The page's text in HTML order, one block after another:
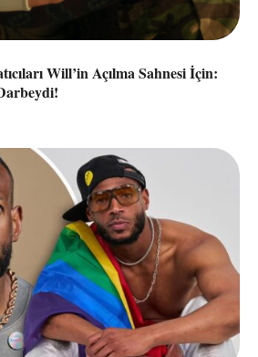
Will’in Açılma Sahnesi İçin: